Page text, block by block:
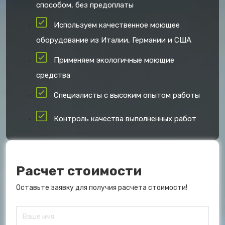
способом, без предоплаты
Используем качественное моющее
оборудование из Италии, Германии и США
Применяем экологичные моющие
средства
Специалисты с высоким опытом работы
Контроль качества выполненных работ
Расчет стоимости
Оставьте заявку для получия расчета стоимости!